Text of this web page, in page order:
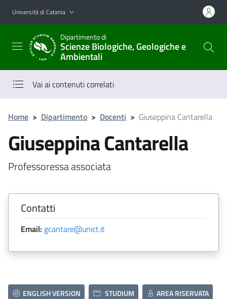
Vai al contenuto principale
Vai al menu di navigazione
Università di Catania
Dipartimento di
Scienze Biologiche, Geologiche e
Ambientali
Vai ai contenuti correlati
Home > Dipartimento > Docenti > Giuseppina Cantarella
Giuseppina Cantarella
Professoressa associata
Contatti
Email: gcantare@unict.it
ENGLISH VERSION STUDIUM AREA RISERVATA